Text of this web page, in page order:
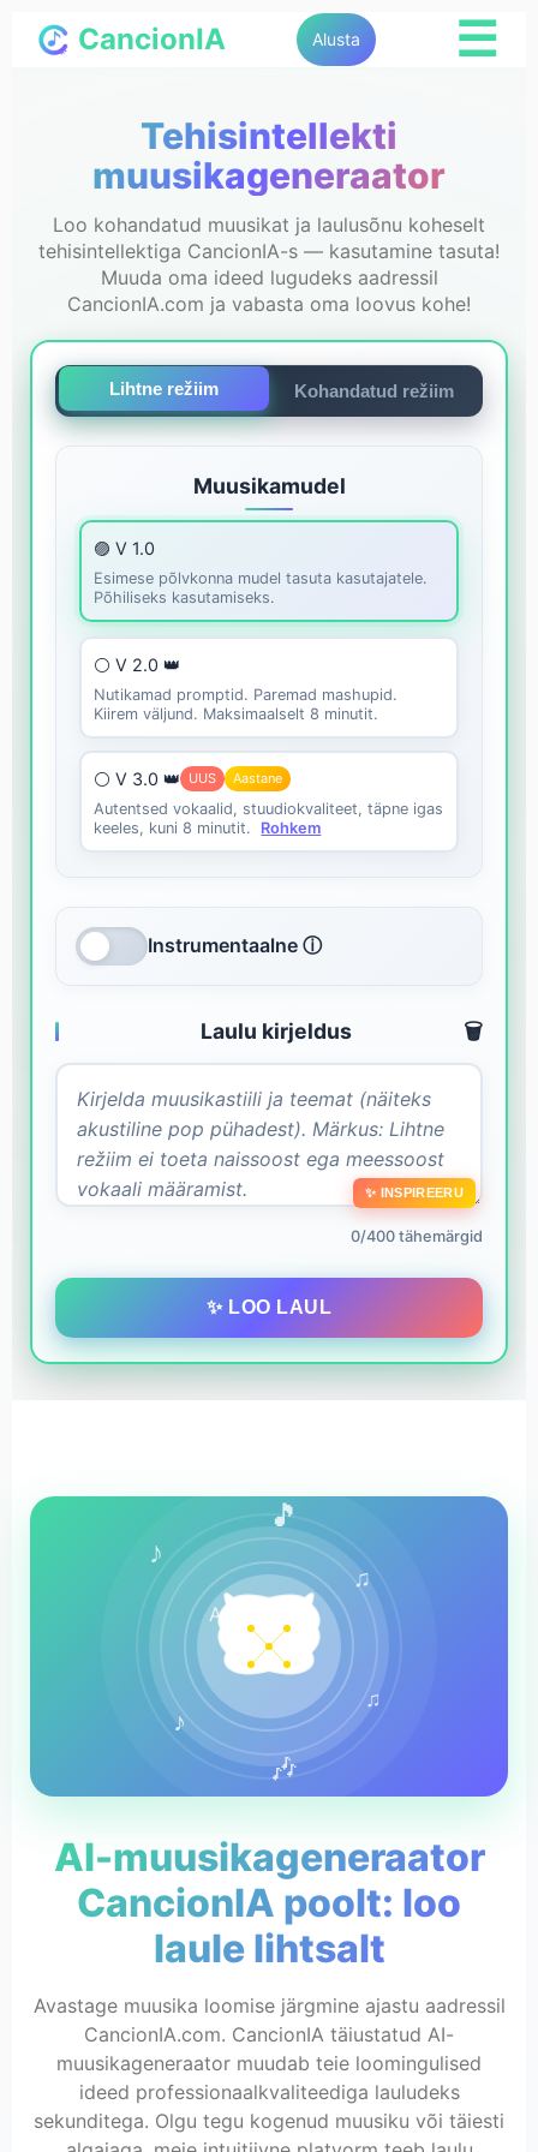
CancionIA Alusta ☰
Tehisintellekti
muusikageneraator
Loo kohandatud muusikat ja laulusõnu koheselt
tehisintellektiga CancionIA-s — kasutamine tasuta!
Muuda oma ideed lugudeks aadressil
CancionIA.com ja vabasta oma loovus kohe!
Lihtne režiim Kohandatud režiim
Muusikamudel
🟣 V 1.0
Esimese põlvkonna mudel tasuta kasutajatele.
Põhiliseks kasutamiseks.
⚪ V 2.0 👑
Nutikamad promptid. Paremad mashupid.
Kiirem väljund. Maksimaalselt 8 minutit.
⚪ V 3.0 👑 UUS Aastane
Autentsed vokaalid, stuudiokvaliteet, täpne igas
keeles, kuni 8 minutit.
Rohkem
Instrumentaalne ⓘ
Laulu kirjeldus 🗑️
✨ INSPIREERU
0/400 tähemärgid
✨ LOO LAUL
♪
♫
♪
♫
🎵
🎶
AI
AI-muusikageneraator
CancionIA poolt: loo
laule lihtsalt
Avastage muusika loomise järgmine ajastu aadressil
CancionIA.com. CancionIA täiustatud AI-
muusikageneraator muudab teie loomingulised
ideed professionaalkvaliteediga lauludeks
sekunditega. Olgu tegu kogenud muusiku või täiesti